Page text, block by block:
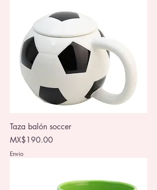
Taza balón soccer
Price
MX$190.00
Envio